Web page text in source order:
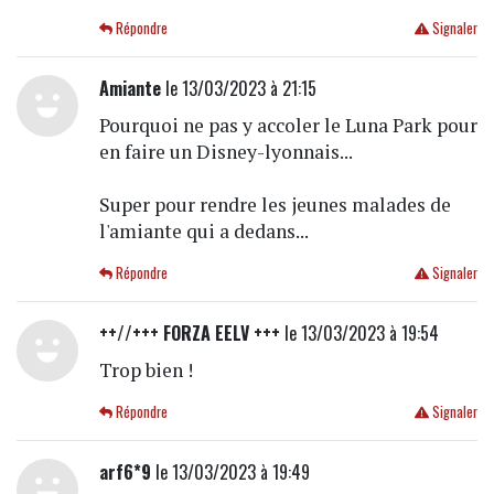
Signaler
Répondre
Amiantele 13/03/2023 à 21:15
Pourquoi ne pas y accoler le Luna Park pour
en faire un Disney-lyonnais...
Super pour rendre les jeunes malades de
l'amiante qui a dedans...
Signaler
Répondre
++//+++ FORZA EELV +++ le 13/03/2023 à 19:54
Trop bien !
Signaler
Répondre
arf6*9 le 13/03/2023 à 19:49